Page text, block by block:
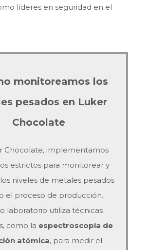
líderes en seguridad en el
monitoreamos los
pesados en Luker
Chocolate
Chocolate, implementamos
estrictos para monitorear y
niveles de metales pesados
el proceso de producción.
laboratorio utiliza técnicas
como la espectroscopía de
atómica, para medir el